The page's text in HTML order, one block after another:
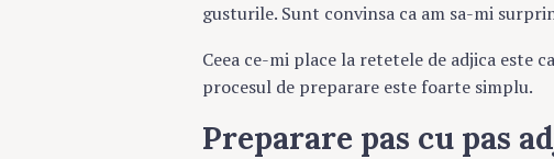
gusturile. Sunt convinsa ca am sa-mi
Ceea ce-mi place la retetele de adjica este
procesul de preparare este foarte simplu.
Preparare pas cu pas